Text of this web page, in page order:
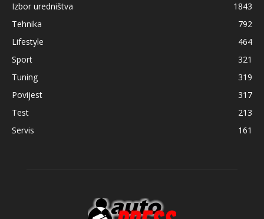
Izbor uredništva
1843
Tehnika
792
Lifestyle
464
Sport
321
Tuning
319
Povijest
317
Test
213
Servis
161